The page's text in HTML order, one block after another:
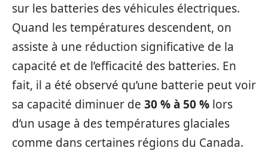
sur les batteries des véhicules électriques.
Quand les températures descendent, on
assiste à une réduction significative de la
capacité et de l’efficacité des batteries. En
fait, il a été observé qu’une batterie peut voir
sa capacité diminuer de 30 % à 50 % lors
d’un usage à des températures glaciales
comme dans certaines régions du Canada.